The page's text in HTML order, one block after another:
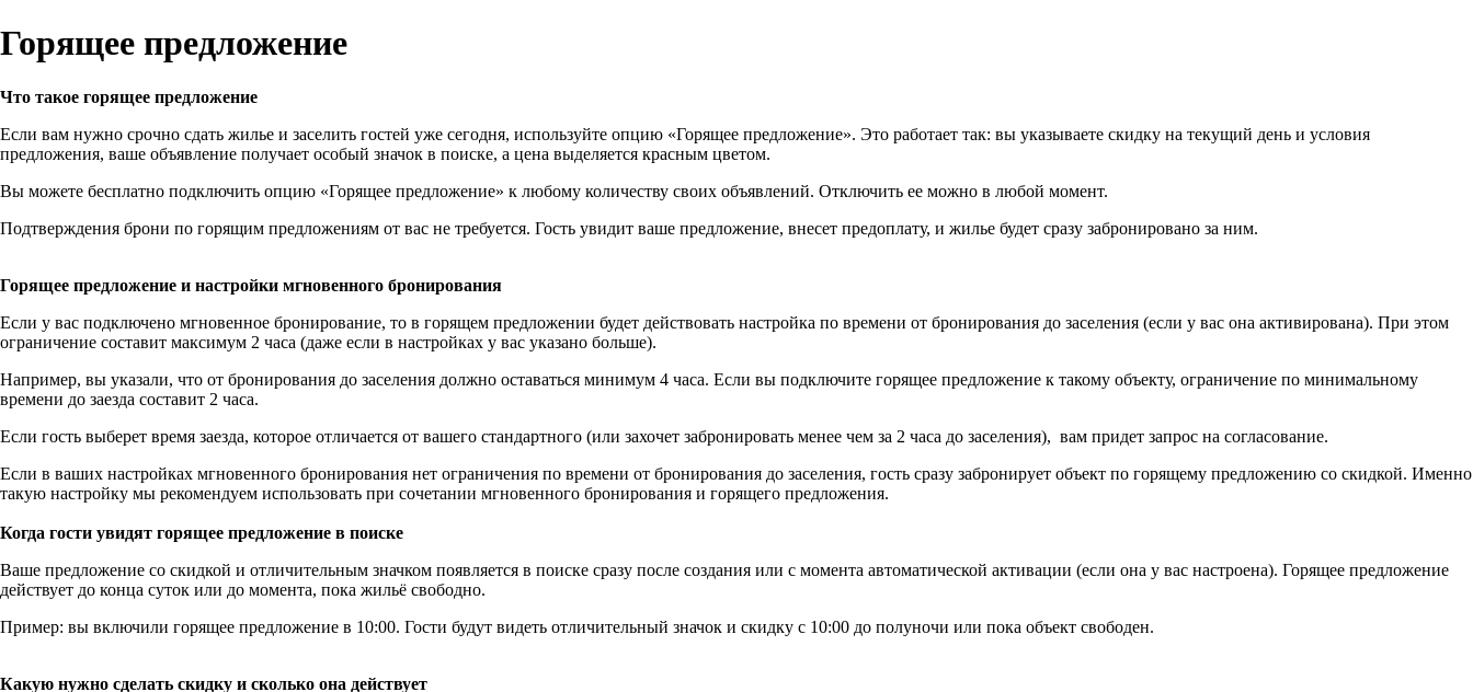
Горящее предложение
Что такое горящее предложение
Если вам нужно срочно сдать жилье и заселить гостей уже сегодня, используйте опцию «Горящее предложение». Это работает так: вы указываете скидку на текущий день и условия
предложения, ваше объявление получает особый значок в поиске, а цена выделяется красным цветом.
Вы можете бесплатно подключить опцию «Горящее предложение» к любому количеству своих объявлений. Отключить ее можно в любой момент.
Подтверждения брони по горящим предложениям от вас не требуется. Гость увидит ваше предложение, внесет предоплату, и жилье будет сразу забронировано за ним.
Горящее предложение и настройки мгновенного бронирования
Если у вас подключено мгновенное бронирование, то в горящем предложении будет действовать настройка по времени от бронирования до заселения (если у вас она активирована). При этом
ограничение составит максимум 2 часа (даже если в настройках у вас указано больше).
Например, вы указали, что от бронирования до заселения должно оставаться минимум 4 часа. Если вы подключите горящее предложение к такому объекту, ограничение по минимальному
времени до заезда составит 2 часа.
Если гость выберет время заезда, которое отличается от вашего стандартного (или захочет забронировать менее чем за 2 часа до заселения), вам придет запрос на согласование.
Если в ваших настройках мгновенного бронирования нет ограничения по времени от бронирования до заселения, гость сразу забронирует объект по горящему предложению со скидкой. Именно
такую настройку мы рекомендуем использовать при сочетании мгновенного бронирования и горящего предложения.
Когда гости увидят горящее предложение в поиске
Ваше предложение со скидкой и отличительным значком появляется в поиске сразу после создания или с момента автоматической активации (если она у вас настроена). Горящее предложение
действует до конца суток или до момента, пока жильё свободно.
Пример: вы включили горящее предложение в 10:00. Гости будут видеть отличительный значок и скидку с 10:00 до полуночи или пока объект свободен.
Какую нужно сделать скидку и сколько она действует